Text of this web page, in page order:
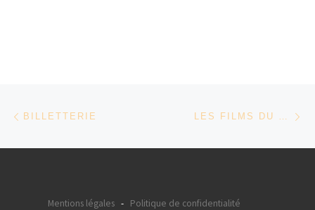
Parcourir les articles
BILLETTERIE
Mentions légales- Politique de confidentialité